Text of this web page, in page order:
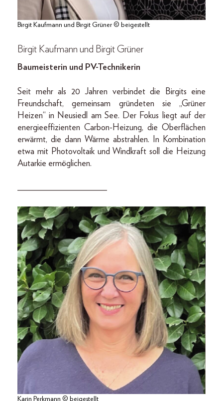
Birgit Kaufmann und Birgit Grüner © beigestellt
Birgit Kaufmann und Birgit Grüner
Baumeisterin und PV-Technikerin
Seit mehr als 20 Jahren verbindet die Birgits eine
Freundschaft, gemeinsam gründeten sie „Grüner
Heizen“ in Neusiedl am See. Der Fokus liegt auf der
energieeffizienten Carbon-Heizung, die Oberflächen
erwärmt, die dann Wärme abstrahlen. In Kombination
etwa mit Photovoltaik und Windkraft soll die Heizung
Autarkie ermöglichen.
Karin Perkmann © beigestellt